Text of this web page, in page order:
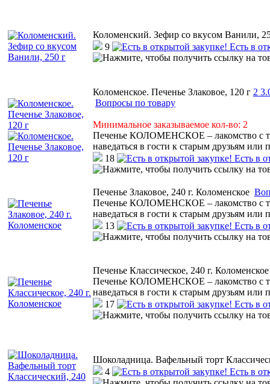
Коломенский. Зефир со вкусом Ванили,
9
Есть в
Коломенское. Печенье Злаковое, 120 г 2
Вопросы по товару
Минимальное заказываемое кол-во: 2
Печенье КОЛОМЕНСКОЕ – лакомство с
наведаться в гости к старым друзьям или
18
Есть в
Печенье Злаковое, 240 г. Коломенское
Печенье КОЛОМЕНСКОЕ – лакомство с
наведаться в гости к старым друзьям или
13
Есть в
Печенье Классическое, 240 г. Коломенское
Печенье КОЛОМЕНСКОЕ – лакомство с
наведаться в гости к старым друзьям или
17
Есть в
Шоколадница. Вафельный торт
4
Есть в